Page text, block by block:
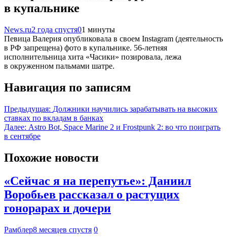
в купальнике
News.ru2 года спустя01 минуты
Певица Валерия опубликовала в своем Instagram (деятельность
в РФ запрещена) фото в купальнике. 56-летняя
исполнительница хита «Часики» позировала, лежа
в окруженном пальмами шатре.
Навигация по записям
Предыдущая: Должники научились зарабатывать на высоких
ставках по вкладам в банках
Далее: Astro Bot, Space Marine 2 и Frostpunk 2: во что поиграть
в сентябре
Похожие новости
«Сейчас я на перепутье»: Даниил
Воробьев рассказал о растущих
гонорарах и дочери
Рамблер8 месяцев спустя 0